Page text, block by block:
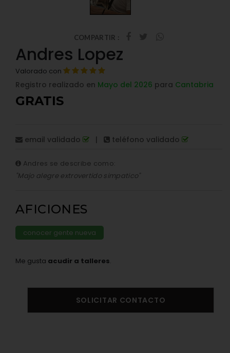
COMPARTIR :
Andres Lopez
Valorado con
Registro realizado en Mayo del 2026 para Cantabria
GRATIS
email validado | teléfono validado
Andres se describe como:
"Majo alegre extrovertido simpatico"
AFICIONES
conocer gente nueva
Me gusta acudir a talleres.
SOLICITAR CONTACTO